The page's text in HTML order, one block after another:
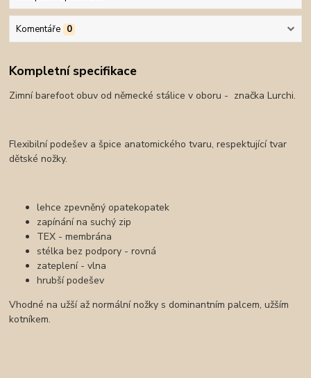
Komentáře 0
Kompletní specifikace
Zimní barefoot obuv od německé stálice v oboru - značka Lurchi.
Flexibilní podešev a špice anatomického tvaru, respektující tvar
dětské nožky.
lehce zpevněný opatekopatek
zapínání na suchý zip
TEX - membrána
stélka bez podpory - rovná
zateplení - vlna
hrubší podešev
Vhodné na užší až normální nožky s dominantním palcem, užším
kotníkem.